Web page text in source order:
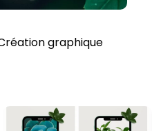
graphique